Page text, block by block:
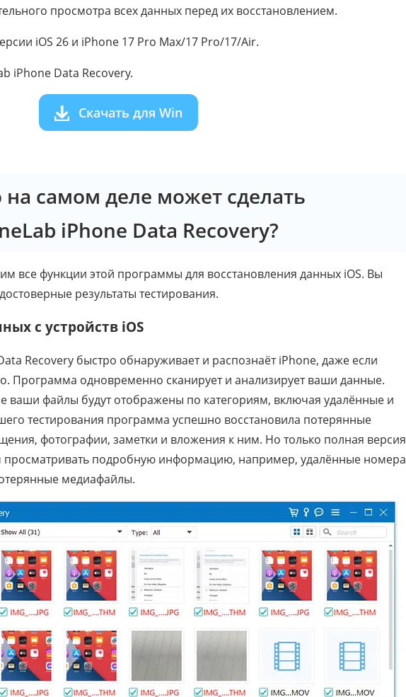
просмотра всех данных перед их восстановлением.
iOS 26 и iPhone 17 Pro Max/17 Pro/17/Air.
iPhone Data Recovery.
Скачать для Win
на самом деле может сделать
iPhone Data Recovery?
все функции этой программы для восстановления данных iOS. Вы
результаты тестирования.
с устройств iOS
Recovery быстро обнаруживает и распознаёт iPhone, даже если
Программа одновременно сканирует и анализирует ваши данные.
ваши файлы будут отображены по категориям, включая удалённые и
тестирования программа успешно восстановила потерянные
фотографии, заметки и вложения к ним. Но только полная версия
просматривать подробную информацию, например, удалённые номера
медиафайлы.